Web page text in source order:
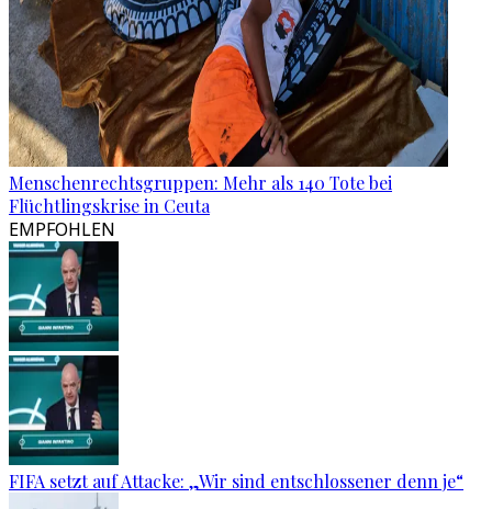
Menschenrechtsgruppen: Mehr als 140 Tote bei
Flüchtlingskrise in Ceuta
EMPFOHLEN
FIFA setzt auf Attacke: „Wir sind entschlossener denn je“